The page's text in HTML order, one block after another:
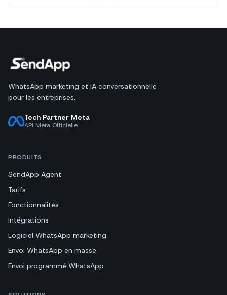
WhatsApp marketing et IA conversationnelle
pour les entreprises.
Tech Partner Meta
API Meta Officielle
PRODUITS
SendApp Agent
Tarifs
Fonctionnalités
Intégrations
Logiciel WhatsApp marketing
Envoi WhatsApp en masse
Envoi programmé WhatsApp